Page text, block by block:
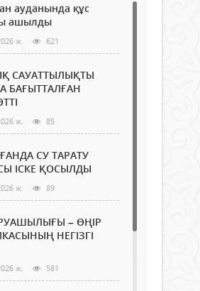
ауданында құс
ашылды
ж. 621
САУАТТЫЛЫҚТЫ
БАҒЫТТАЛҒАН
ж. 85
СУ ТАРАТУ
ІСКЕ ҚОСЫЛДЫ
ж. 89
– ӨҢІР
НЕГІЗГІ
ж. 581